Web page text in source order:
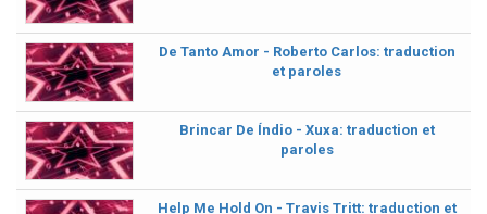
De Tanto Amor - Roberto Carlos: traduction
et paroles
Brincar De Índio - Xuxa: traduction et
paroles
Help Me Hold On - Travis Tritt: traduction et